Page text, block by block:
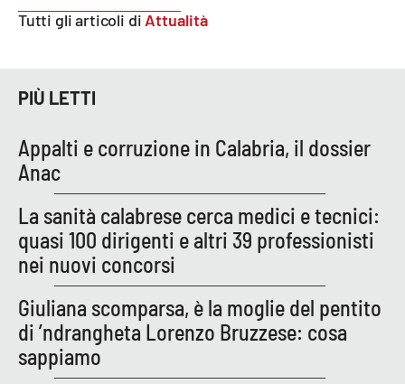
Laconair.it
Lacapitalenews.it
Ilreggino.it
Cosenzachannel.it
Ilvibonese.it
Catanzarochannel.it
APP
Tutti gli articoli diAttualità
PIÙ LETTI
Appalti e corruzione in Calabria, il dossier
Anac
La sanità calabrese cerca medici e tecnici:
quasi 100 dirigenti e altri 39 professionisti
nei nuovi concorsi
Giuliana scomparsa, è la moglie del pentito
di ’ndrangheta Lorenzo Bruzzese: cosa
sappiamo